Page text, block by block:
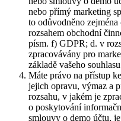
nebo přímý marketing
to odůvodněno zejména
rozsahem obchodní
písm. f) GDPR; d. v
zpracovávány pro
základě vašeho
Máte právo na přístup
jejich opravu, výmaz a
rozsahu, v jakém je
o poskytování
smlouvy o demo účtu,